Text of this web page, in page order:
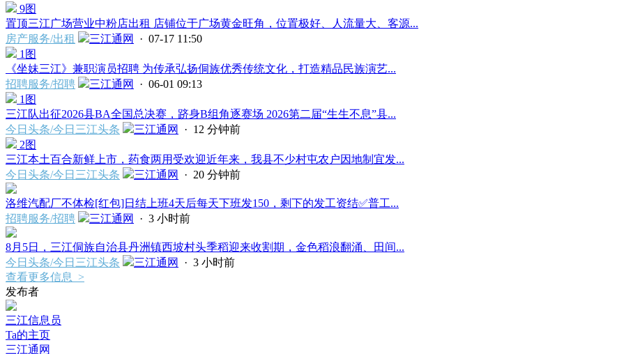
9图
置顶三江广场营业中粉店出租 店铺位于广场黄金旺角，位置极好、人流量大、客源...
房产服务/出租
三江通网
· 07-17 11:50
1图
《坐妹三江》兼职演员招聘 为传承弘扬侗族优秀传统文化，打造精品民族演艺...
招聘服务/招聘
三江通网
· 06-01 09:13
1图
三江队出征2026县BA全国总决赛，跻身B组角逐赛场 2026第二届“生生不息”县...
今日头条/今日三江头条
三江通网 · 12 分钟前
2图
三江本土百合新鲜上市，药食两用受欢迎近年来，我县不少村屯农户因地制宜发...
今日头条/今日三江头条
三江通网 · 20 分钟前
洛维汽配厂不体检[红包]日结上班4天后每天下班发150，剩下的发工资结✅普工...
招聘服务/招聘
三江通网 · 3 小时前
8月5日，三江侗族自治县丹洲镇西坡村头季稻迎来收割期，金色稻浪翻涌、田间...
今日头条/今日三江头条
三江通网 · 3 小时前
查看更多信息 >
发布者
三江信息员
Ta的主页
三江通网